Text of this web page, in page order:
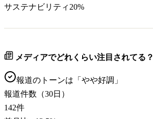
サステナビリティ 20%
メディアでどれくらい注目されてる？
報道のトーンは「 やや好調 」
報道件数（30日）
142件